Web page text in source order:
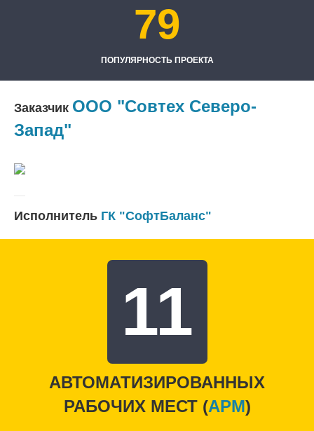
79
ПОПУЛЯРНОСТЬ ПРОЕКТА
Заказчик ООО "Совтех Северо-
Запад"
Исполнитель ГК "СофтБаланс"
11
АВТОМАТИЗИРОВАННЫХ
РАБОЧИХ МЕСТ (APM)